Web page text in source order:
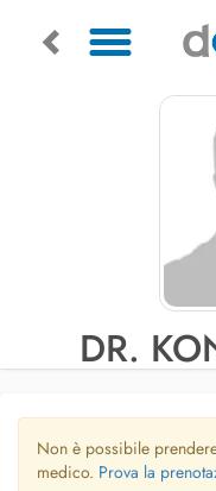
DR.
Non è possibile
medico. Prova la